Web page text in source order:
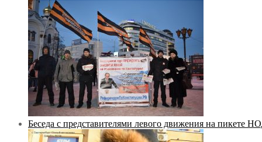
Беседа с представителями левого движения на пикете